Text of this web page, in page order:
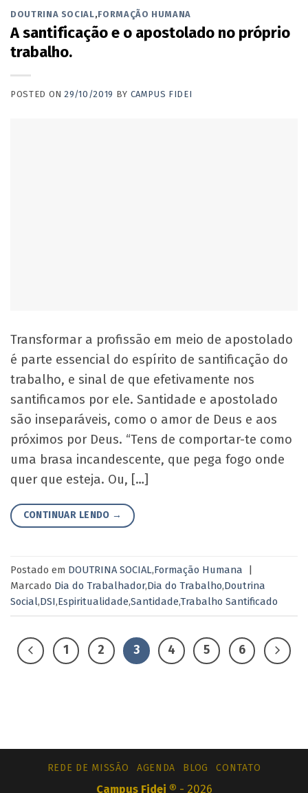
DOUTRINA SOCIAL,FORMAÇÃO HUMANA
A santificação e o apostolado no próprio
trabalho.
POSTED ON29/10/2019 BY CAMPUS FIDEI
Transformar a profissão em meio de apostolado
é parte essencial do espírito de santificação do
trabalho, e sinal de que efetivamente nos
santificamos por ele. Santidade e apostolado
são inseparáveis, como o amor de Deus e aos
próximos por Deus. “Tens de comportar-te como
uma brasa incandescente, que pega fogo onde
quer que esteja. Ou, […]
CONTINUAR LENDO →
Postado em DOUTRINA SOCIAL,Formação Humana
|
Marcado Dia do Trabalhador,Dia do Trabalho,Doutrina
Social,DSI,Espiritualidade,Santidade,Trabalho Santificado
1 2 3 4 5 6
REDE DE MISSÃO AGENDA BLOG CONTATO
Campus Fidei ® - 2026